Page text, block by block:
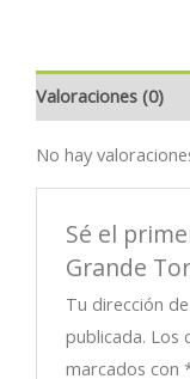
Valoraciones (0)
No hay
Sé el
Grande
Tu dirección
publicada. Los
marcados con